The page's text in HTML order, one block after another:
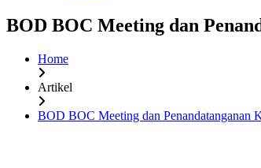
BOD BOC Meeting dan
Home
Artikel
BOD BOC Meeting dan Penandatanganan